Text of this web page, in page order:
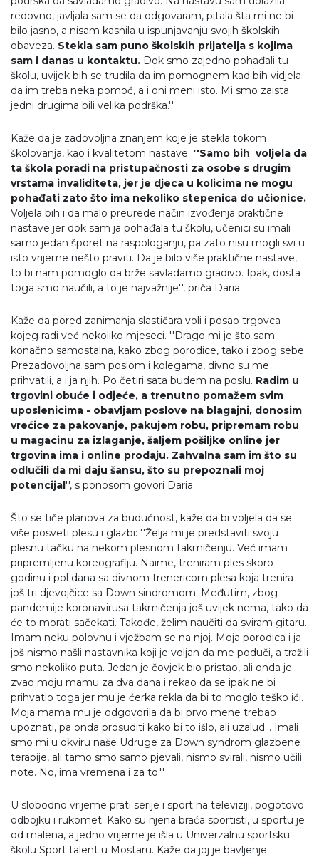
redovno, javljala sam se da odgovaram, pitala šta mi ne bi
bilo jasno, a nisam kasnila u ispunjavanju svojih školskih
obaveza. Stekla sam puno školskih prijatelja s kojima
sam i danas u kontaktu. Dok smo zajedno pohađali tu
školu, uvijek bih se trudila da im pomognem kad bih vidjela
da im treba neka pomoć, a i oni meni isto. Mi smo zaista
jedni drugima bili velika podrška.''
Kaže da je zadovoljna znanjem koje je stekla tokom
školovanja, kao i kvalitetom nastave. ''Samo bih voljela da
ta škola poradi na pristupačnosti za osobe s drugim
vrstama invaliditeta, jer je djeca u kolicima ne mogu
pohađati zato što ima nekoliko stepenica do učionice.
Voljela bih i da malo preurede način izvođenja praktične
nastave jer dok sam ja pohađala tu školu, učenici su imali
samo jedan šporet na raspologanju, pa zato nisu mogli svi u
isto vrijeme nešto praviti. Da je bilo više praktične nastave,
to bi nam pomoglo da brže savladamo gradivo. Ipak, dosta
toga smo naučili, a to je najvažnije'', priča Daria.
Kaže da pored zanimanja slastičara voli i posao trgovca
kojeg radi već nekoliko mjeseci. ''Drago mi je što sam
konačno samostalna, kako zbog porodice, tako i zbog sebe.
Prezadovoljna sam poslom i kolegama, divno su me
prihvatili, a i ja njih. Po četiri sata budem na poslu. Radim u
trgovini obuće i odjeće, a trenutno pomažem svim
uposlenicima - obavljam poslove na blagajni, donosim
vrećice za pakovanje, pakujem robu, pripremam robu
u magacinu za izlaganje, šaljem pošiljke online jer
trgovina ima i online prodaju. Zahvalna sam im što su
odlučili da mi daju šansu, što su prepoznali moj
potencijal'', s ponosom govori Daria.
Što se tiče planova za budućnost, kaže da bi voljela da se
više posveti plesu i glazbi: ''Želja mi je predstaviti svoju
plesnu tačku na nekom plesnom takmičenju. Već imam
pripremljenu koreografiju. Naime, treniram ples skoro
godinu i pol dana sa divnom trenericom plesa koja trenira
još tri djevojčice sa Down sindromom. Međutim, zbog
pandemije koronavirusa takmičenja još uvijek nema, tako da
će to morati sačekati. Takođe, želim naučiti da sviram gitaru.
Imam neku polovnu i vježbam se na njoj. Moja porodica i ja
još nismo našli nastavnika koji je voljan da me poduči, a tražili
smo nekoliko puta. Jedan je čovjek bio pristao, ali onda je
zvao moju mamu za dva dana i rekao da se ipak ne bi
prihvatio toga jer mu je ćerka rekla da bi to moglo teško ići.
Moja mama mu je odgovorila da bi prvo mene trebao
upoznati, pa onda prosuditi kako bi to išlo, ali uzalud... Imali
smo mi u okviru naše Udruge za Down syndrom glazbene
terapije, ali tamo smo samo pjevali, nismo svirali, nismo učili
note. No, ima vremena i za to.''
U slobodno vrijeme prati serije i sport na televiziji, pogotovo
odbojku i rukomet. Kako su njena braća sportisti, u sportu je
od malena, a jedno vrijeme je išla u Univerzalnu sportsku
školu Sport talent u Mostaru. Kaže da joj je bavljenje